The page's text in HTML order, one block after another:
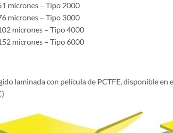
micrones – Tipo 2000
micrones – Tipo 3000
micrones – Tipo 4000
micrones – Tipo 6000
laminada con película de PCTFE, disponible